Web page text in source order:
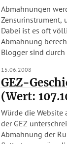
Abmahnungen
Zensurinstrument,
Dabei ist es oft
Abmahnung
Blogger sind
15.06.2008
GEZ-
(Wert:
Würde die
der GEZ
Abmahnung der